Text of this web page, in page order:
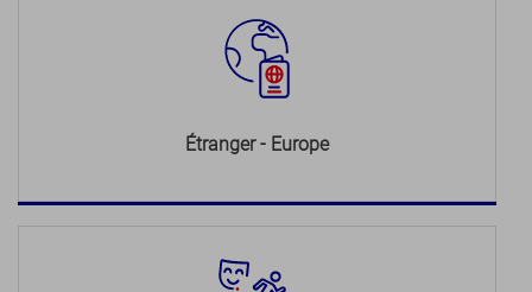
Étranger - Europe